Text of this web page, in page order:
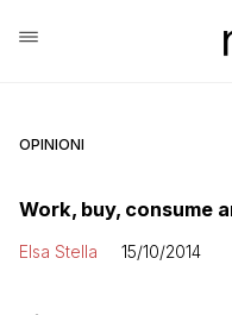
OPINIONI
Work, buy, consume
Elsa Stella 15/10/2014